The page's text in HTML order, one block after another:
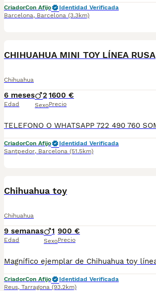
CriadorCon Afijo
Identidad Verificada
Barcelona, Barcelona (3.3km)
CHIHUAHUA MINI TOY LÍNEA RUSA
Chihuahua
6 meses
Edad
2
Sexo
1600 €
Precio
CriadorCon Afijo
Identidad Verificada
Santpedor, Barcelona (51.5km)
Chihuahua toy
Chihuahua
9 semanas
Edad
1
Sexo
900 €
Precio
CriadorCon Afijo
Identidad Verificada
Reus, Tarragona (93.2km)